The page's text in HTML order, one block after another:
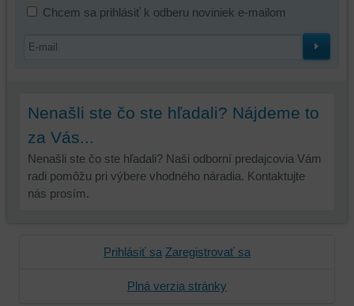
Chcem sa prihlásiť k odberu noviniek e-mailom
Nenašli ste čo ste hľadali? Nájdeme to
za Vás...
Nenašli ste čo ste hľadali? Naši odborní predajcovia Vám
radi pomôžu pri výbere vhodného náradia. Kontaktujte
nás prosím.
Prihlásiť sa Zaregistrovať sa
Plná verzia stránky
atď.